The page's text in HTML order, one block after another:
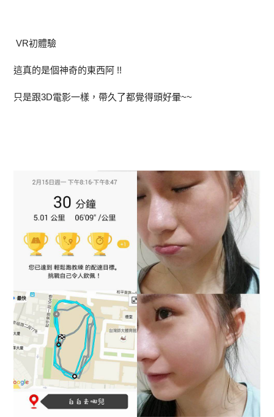
VR初體驗
這真的是個神奇的東西阿 !!
只是跟3D電影一樣，帶久了都覺得頭好暈~~